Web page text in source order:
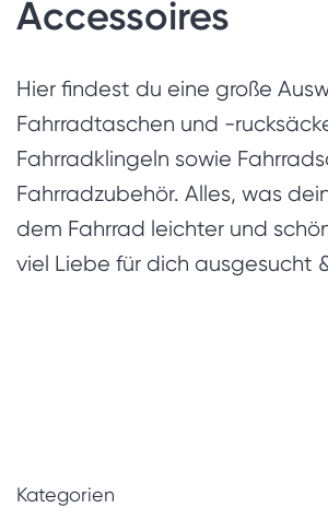
Accessoires
Hier findest du eine große
Fahrradtaschen und -
Fahrradklingeln sowie
Fahrradzubehör. Alles, was
dem Fahrrad leichter und
viel Liebe für dich ausgesucht
Kategorien